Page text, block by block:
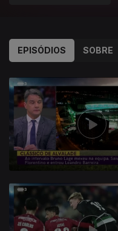
EPISÓDIOS SOBRE